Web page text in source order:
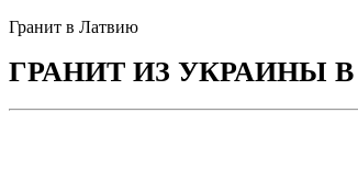
Гранит в Латвию
ГРАНИТ ИЗ УКРАИНЫ